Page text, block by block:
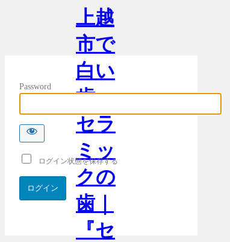
上越
市で
白い
歯・
セラ
ミッ
クの
歯｜
『セ
Password
ログイン状態を保存する